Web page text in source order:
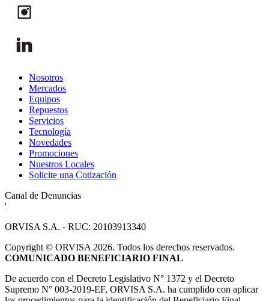
Nosotros
Mercados
Equipos
Repuestos
Servicios
Tecnología
Novedades
Promociones
Nuestros Locales
Solicite una Cotización
Canal de Denuncias
'
ORVISA S.A. - RUC: 20103913340
Copyright © ORVISA 2026. Todos los derechos reservados.
COMUNICADO BENEFICIARIO FINAL
De acuerdo con el Decreto Legislativo N° 1372 y el Decreto
Supremo N° 003-2019-EF, ORVISA S.A. ha cumplido con aplicar